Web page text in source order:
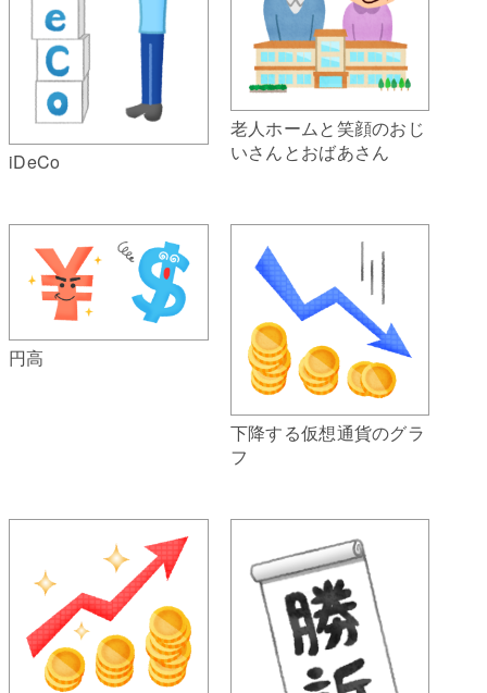
iDeCo
老人ホームと笑顔のおじ
いさんとおばあさん
円高
下降する仮想通貨のグラ
フ